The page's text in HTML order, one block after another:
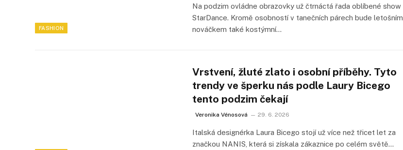
FASHION
Na podzim ovládne obrazovky už čtrnáctá řada oblíbené show
StarDance. Kromě osobností v tanečních párech bude letošním
nováčkem také kostýmní…
Vrstvení, žluté zlato i osobní příběhy. Tyto
trendy ve šperku nás podle Laury Bicego
tento podzim čekají
Veronika Vénosová 29. 6. 2026
Italská designérka Laura Bicego stojí už více než třicet let za
značkou NANIS, která si získala zákaznice po celém světě…